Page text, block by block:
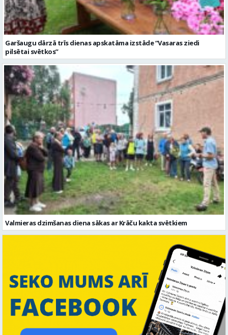
Garšaugu dārzā trīs dienas apskatāma izstāde “Vasaras ziedi
pilsētai svētkos”
Valmieras dzimšanas diena sākas ar Krāču kakta svētkiem